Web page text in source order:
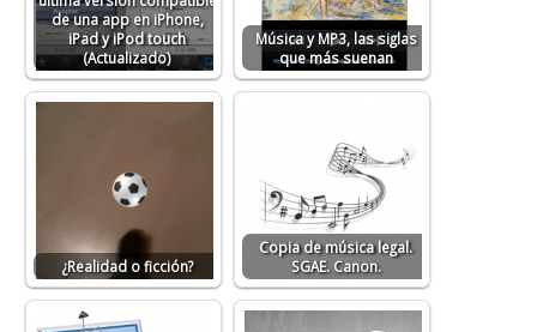
de una app en iPhone,
iPad y iPod touch
(Actualizado)
Música y MP3, las siglas
que más suenan
¿Realidad o ficción?
Copia de música legal.
SGAE. Canon.